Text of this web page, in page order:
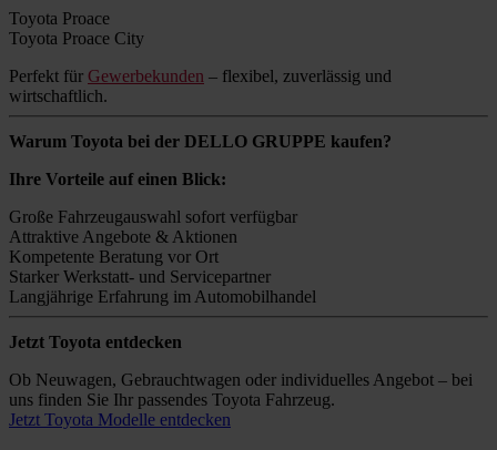
Toyota Proace
Toyota Proace City
Perfekt für Gewerbekunden – flexibel, zuverlässig und
wirtschaftlich.
Warum Toyota bei der DELLO GRUPPE kaufen?
Ihre Vorteile auf einen Blick:
Große Fahrzeugauswahl sofort verfügbar
Attraktive Angebote & Aktionen
Kompetente Beratung vor Ort
Starker Werkstatt- und Servicepartner
Langjährige Erfahrung im Automobilhandel
Jetzt Toyota entdecken
Ob Neuwagen, Gebrauchtwagen oder individuelles Angebot – bei
uns finden Sie Ihr passendes Toyota Fahrzeug.
Jetzt Toyota Modelle entdecken